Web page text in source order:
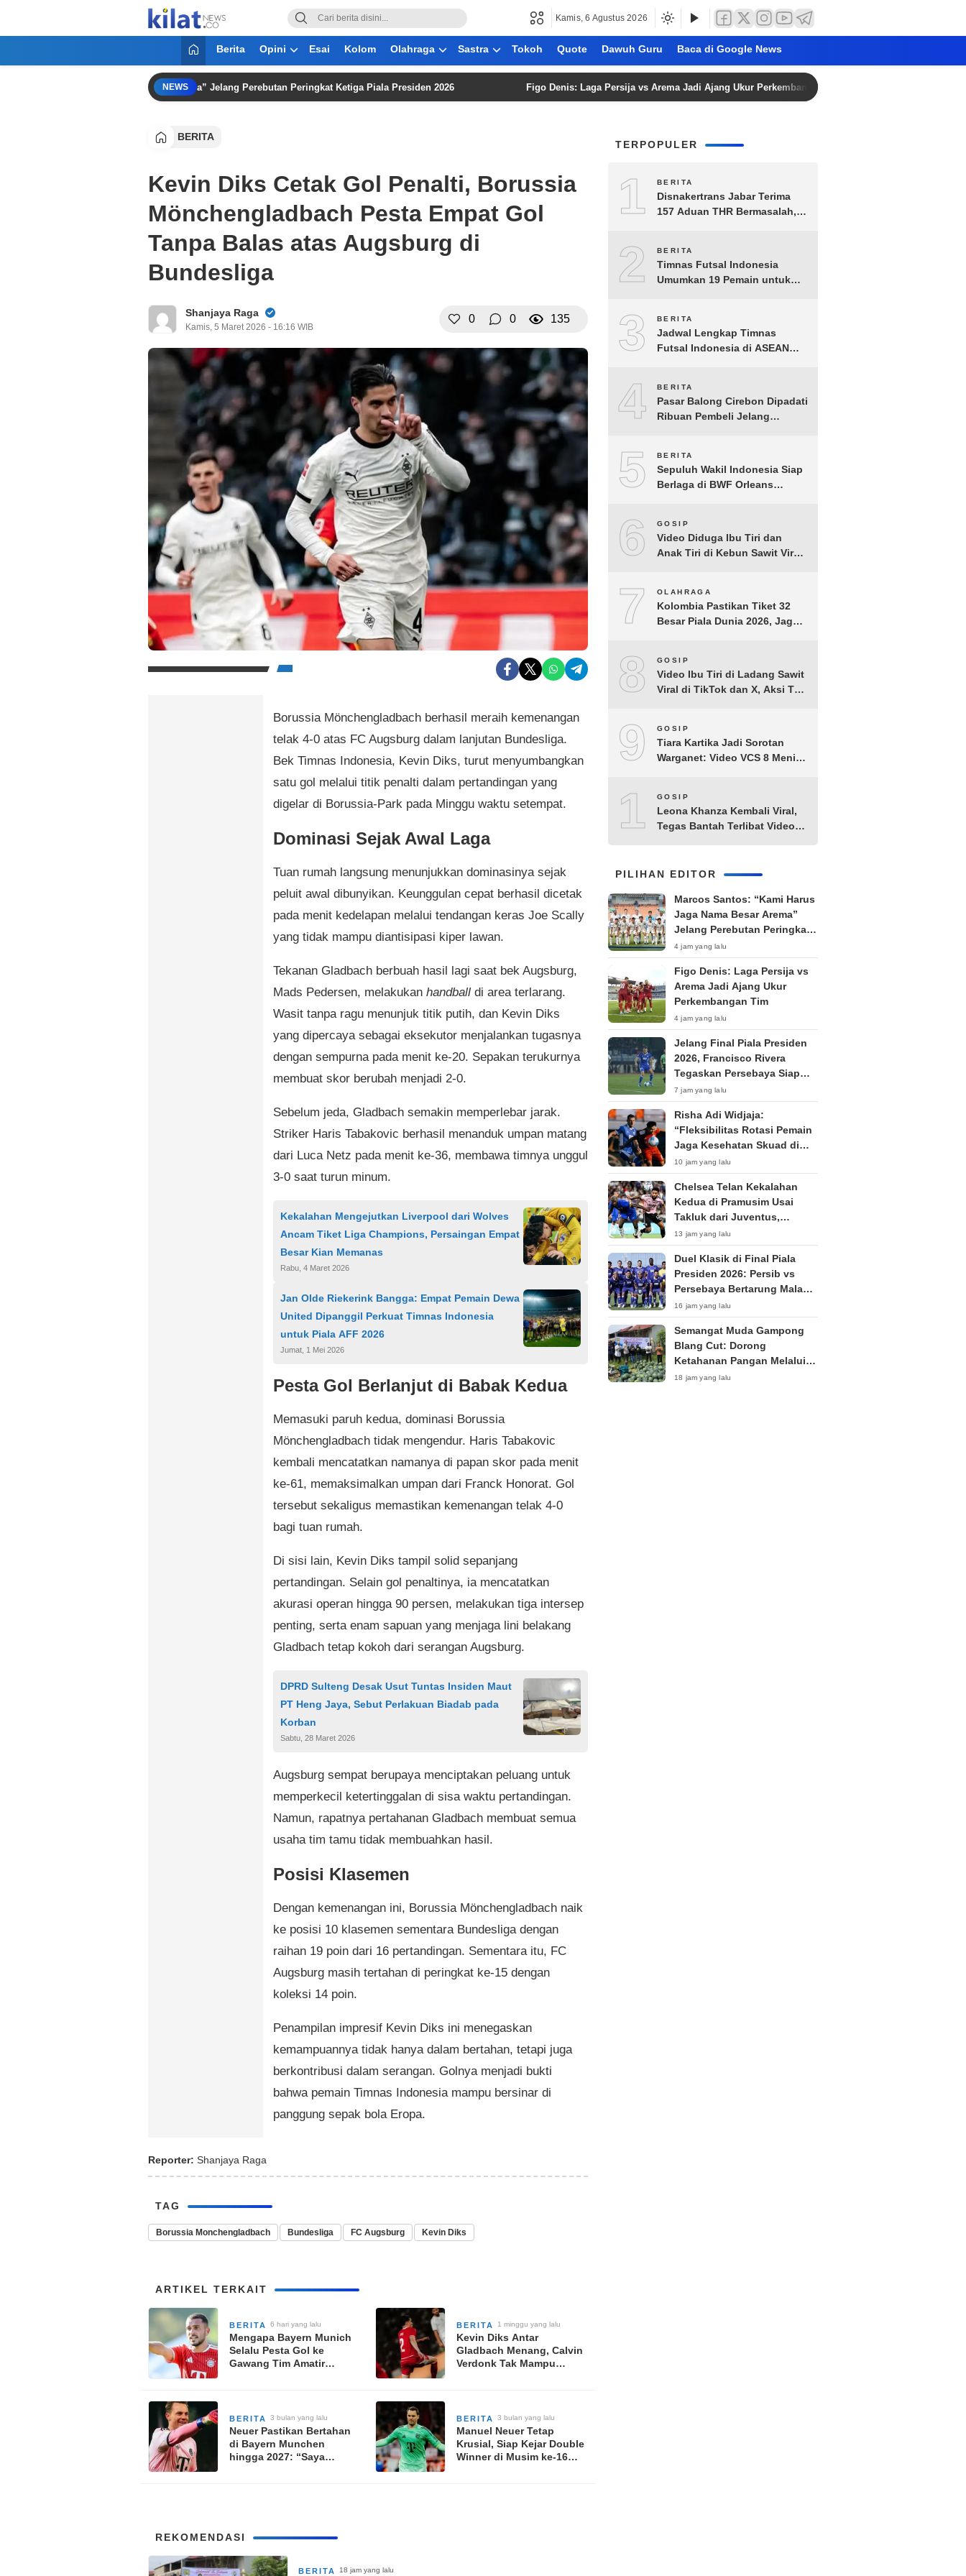
KilatNews.co
Mencerdaskan Anak Bangsa
Kamis, 6 Agustus 2026
Berita Opini Esai Kolom Olahraga Sastra Tokoh Quote Dawuh Guru Baca di Google News
NEWS
Harus Jaga Nama Besar Arema” Jelang Perebutan Peringkat Ketiga Piala Presiden 2026 Figo Denis: Laga Persija vs Arema Jadi Ajang Ukur Perkembangan Tim
BERITA
Kevin Diks Cetak Gol Penalti, Borussia
Mönchengladbach Pesta Empat Gol
Tanpa Balas atas Augsburg di
Bundesliga
Shanjaya Raga
Kamis, 5 Maret 2026 - 16:16 WIB
0 0 135
Borussia Mönchengladbach berhasil meraih kemenangan
telak 4-0 atas FC Augsburg dalam lanjutan Bundesliga.
Bek Timnas Indonesia, Kevin Diks, turut menyumbangkan
satu gol melalui titik penalti dalam pertandingan yang
digelar di Borussia-Park pada Minggu waktu setempat.
Dominasi Sejak Awal Laga
Tuan rumah langsung menunjukkan dominasinya sejak
peluit awal dibunyikan. Keunggulan cepat berhasil dicetak
pada menit kedelapan melalui tendangan keras Joe Scally
yang tidak mampu diantisipasi kiper lawan.
Tekanan Gladbach berbuah hasil lagi saat bek Augsburg,
Mads Pedersen, melakukan handball di area terlarang.
Wasit tanpa ragu menunjuk titik putih, dan Kevin Diks
yang dipercaya sebagai eksekutor menjalankan tugasnya
dengan sempurna pada menit ke-20. Sepakan terukurnya
membuat skor berubah menjadi 2-0.
Sebelum jeda, Gladbach semakin memperlebar jarak.
Striker Haris Tabakovic berhasil menanduk umpan matang
dari Luca Netz pada menit ke-36, membawa timnya unggul
3-0 saat turun minum.
Kekalahan Mengejutkan Liverpool dari Wolves
Ancam Tiket Liga Champions, Persaingan Empat
Besar Kian Memanas
Rabu, 4 Maret 2026
Jan Olde Riekerink Bangga: Empat Pemain Dewa
United Dipanggil Perkuat Timnas Indonesia
untuk Piala AFF 2026
Jumat, 1 Mei 2026
Pesta Gol Berlanjut di Babak Kedua
Memasuki paruh kedua, dominasi Borussia
Mönchengladbach tidak mengendur. Haris Tabakovic
kembali mencatatkan namanya di papan skor pada menit
ke-61, memaksimalkan umpan dari Franck Honorat. Gol
tersebut sekaligus memastikan kemenangan telak 4-0
bagi tuan rumah.
Di sisi lain, Kevin Diks tampil solid sepanjang
pertandingan. Selain gol penaltinya, ia mencatatkan
akurasi operan hingga 90 persen, melakukan tiga intersep
penting, serta enam sapuan yang menjaga lini belakang
Gladbach tetap kokoh dari serangan Augsburg.
DPRD Sulteng Desak Usut Tuntas Insiden Maut
PT Heng Jaya, Sebut Perlakuan Biadab pada
Korban
Sabtu, 28 Maret 2026
Augsburg sempat berupaya menciptakan peluang untuk
memperkecil ketertinggalan di sisa waktu pertandingan.
Namun, rapatnya pertahanan Gladbach membuat semua
usaha tim tamu tidak membuahkan hasil.
Posisi Klasemen
Dengan kemenangan ini, Borussia Mönchengladbach naik
ke posisi 10 klasemen sementara Bundesliga dengan
raihan 19 poin dari 16 pertandingan. Sementara itu, FC
Augsburg masih tertahan di peringkat ke-15 dengan
koleksi 14 poin.
Penampilan impresif Kevin Diks ini menegaskan
kemampuannya tidak hanya dalam bertahan, tetapi juga
berkontribusi dalam serangan. Golnya menjadi bukti
bahwa pemain Timnas Indonesia mampu bersinar di
panggung sepak bola Eropa.
Reporter: Shanjaya Raga
TAG
Borussia Monchengladbach Bundesliga FC Augsburg Kevin Diks
ARTIKEL TERKAIT
BERITA 6 hari yang lalu
Mengapa Bayern Munich
Selalu Pesta Gol ke
Gawang Tim Amatir
BERITA 1 minggu yang lalu
Kevin Diks Antar
Gladbach Menang, Calvin
Verdonk Tak Mampu
BERITA 3 bulan yang lalu
Neuer Pastikan Bertahan
di Bayern Munchen
hingga 2027: “Saya
BERITA 3 bulan yang lalu
Manuel Neuer Tetap
Krusial, Siap Kejar Double
Winner di Musim ke-16
REKOMENDASI
BERITA 18 jam yang lalu
TERPOPULER
1 BERITA
Disnakertrans Jabar Terima
157 Aduan THR Bermasalah,
2 BERITA
Timnas Futsal Indonesia
Umumkan 19 Pemain untuk
3 BERITA
Jadwal Lengkap Timnas
Futsal Indonesia di ASEAN
4 BERITA
Pasar Balong Cirebon Dipadati
Ribuan Pembeli Jelang
5 BERITA
Sepuluh Wakil Indonesia Siap
Berlaga di BWF Orleans
6 GOSIP
Video Diduga Ibu Tiri dan
Anak Tiri di Kebun Sawit Viral,
7 OLAHRAGA
Kolombia Pastikan Tiket 32
Besar Piala Dunia 2026, Jaga
8 GOSIP
Video Ibu Tiri di Ladang Sawit
Viral di TikTok dan X, Aksi Tak
9 GOSIP
Tiara Kartika Jadi Sorotan
Warganet: Video VCS 8 Menit
10
GOSIP
Leona Khanza Kembali Viral,
Tegas Bantah Terlibat Video
PILIHAN EDITOR
Marcos Santos: “Kami Harus
Jaga Nama Besar Arema”
Jelang Perebutan Peringkat
Ketiga Piala Presiden 2026
4 jam yang lalu
Figo Denis: Laga Persija vs
Arema Jadi Ajang Ukur
Perkembangan Tim
4 jam yang lalu
Jelang Final Piala Presiden
2026, Francisco Rivera
Tegaskan Persebaya Siap
Hadapi Persib Bandung
7 jam yang lalu
Risha Adi Widjaja:
“Fleksibilitas Rotasi Pemain
Jaga Kesehatan Skuad di
Piala Presiden 2026”
10 jam yang lalu
Chelsea Telan Kekalahan
Kedua di Pramusim Usai
Takluk dari Juventus,
Bersiap Hadapi AC Milan di
Jakarta
13 jam yang lalu
Duel Klasik di Final Piala
Presiden 2026: Persib vs
Persebaya Bertarung Malam
Ini di Bali
16 jam yang lalu
Semangat Muda Gampong
Blang Cut: Dorong
Ketahanan Pangan Melalui
Budidaya Semangka dan
18 jam yang lalu